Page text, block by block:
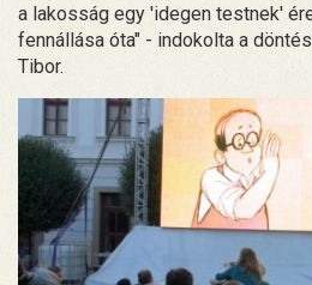
a lakosság egy 'idegen testnek'
fennállása óta" - indokolta a
Tibor.